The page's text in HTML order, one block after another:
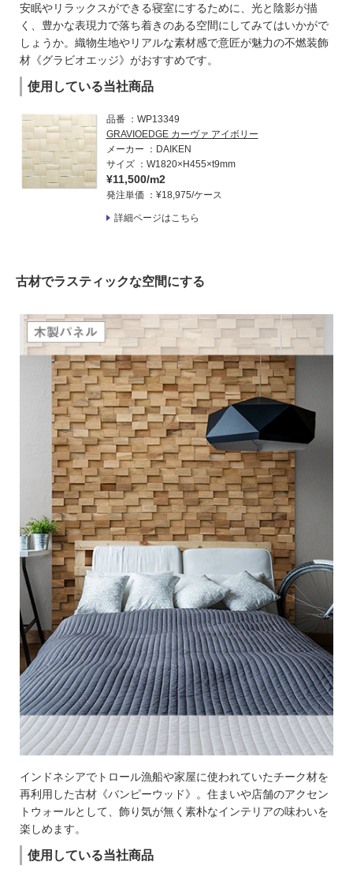
安眠やリラックスができる寝室にするために、光と陰影が描
く、豊かな表現力で落ち着きのある空間にしてみてはいかがで
しょうか。織物生地やリアルな素材感で意匠が魅力の不燃装飾
材《グラビオエッジ》がおすすめです。
使用している当社商品
品番
WP13349
GRAVIOEDGE カーヴァ アイボリー
メーカー
DAIKEN
サイズ
W1820×H455×t9mm
¥11,500/m2
発注単価 ¥18,975/ケース
詳細ページはこちら
古材でラスティックな空間にする
インドネシアでトロール漁船や家屋に使われていたチーク材を
再利用した古材《バンピーウッド》。住まいや店舗のアクセン
トウォールとして、飾り気が無く素朴なインテリアの味わいを
楽しめます。
使用している当社商品